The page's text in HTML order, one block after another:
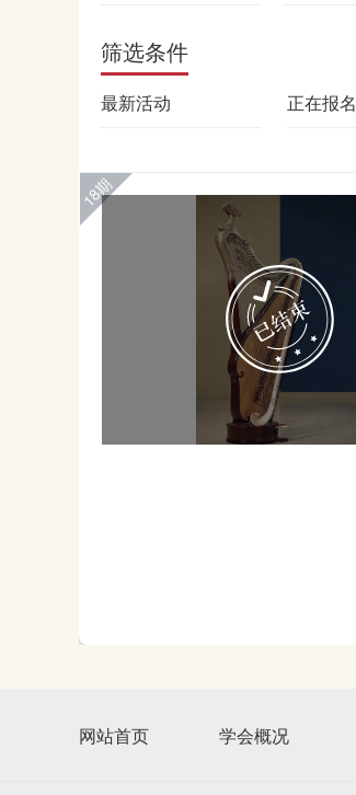
筛选条件
最新活动 正在报名
18期
网站首页 学会概况